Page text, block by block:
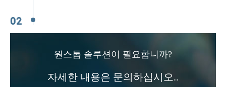
원스톱 솔루션이 필요합니까?
자세한 내용은 문의하십시오..